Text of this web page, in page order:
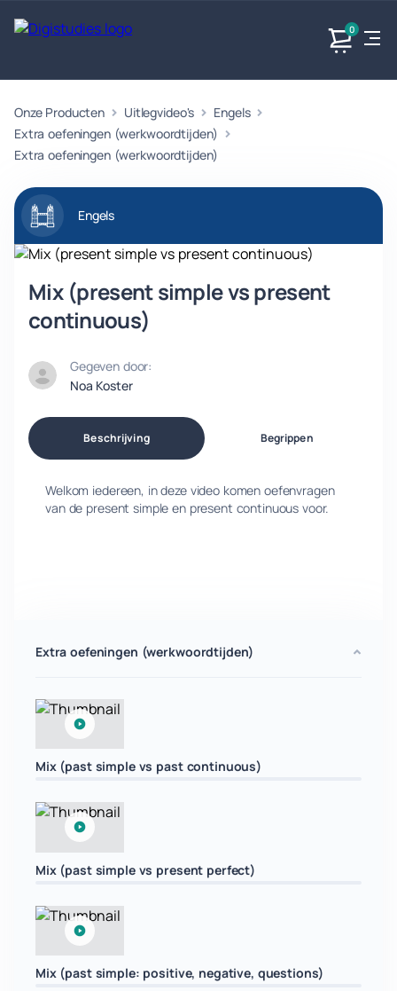
0
Exacte
vakken
Geen
vakken.
Taalvakken
Geen
vakken.
Maatschappijvakken
Geen vakken.
Onze Producten Uitlegvideo's
Engels
Extra oefeningen (werkwoordtijden)
Extra oefeningen (werkwoordtijden)
Engels
Mix (present simple vs present
continuous)
Gegeven door:
Noa Koster
Beschrijving Begrippen
Welkom iedereen, in deze video komen oefenvragen
van de present simple en present continuous voor.
Extra oefeningen (werkwoordtijden)
Mix (past simple vs past continuous)
Mix (past simple vs present perfect)
Mix (past simple: positive, negative, questions)